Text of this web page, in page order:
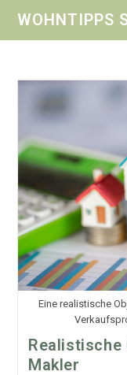
Inhalt
springen
WOHNTIPPS
Eine realistische
Realistische
Makler